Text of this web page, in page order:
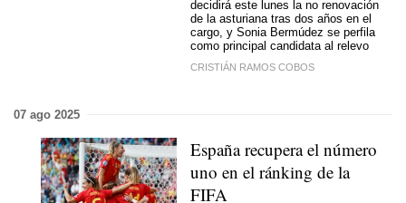
decidirá este lunes la no renovación
de la asturiana tras dos años en el
cargo, y Sonia Bermúdez se perfila
como principal candidata al relevo
CRISTIÁN RAMOS COBOS
07 ago 2025
España recupera el número
uno en el ránking de la
FIFA